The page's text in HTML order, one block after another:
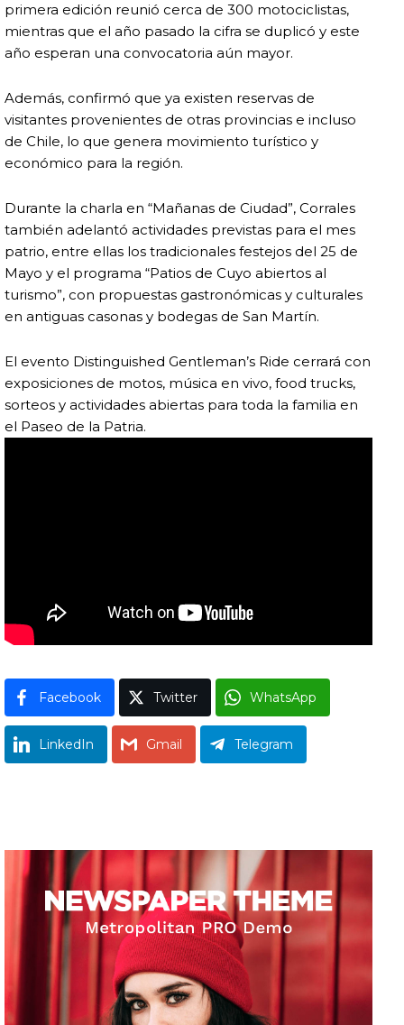
primera edición reunió cerca de 300 motociclistas,
mientras que el año pasado la cifra se duplicó y este
año esperan una convocatoria aún mayor.
Además, confirmó que ya existen reservas de
visitantes provenientes de otras provincias e incluso
de Chile, lo que genera movimiento turístico y
económico para la región.
Durante la charla en “Mañanas de Ciudad”, Corrales
también adelantó actividades previstas para el mes
patrio, entre ellas los tradicionales festejos del 25 de
Mayo y el programa “Patios de Cuyo abiertos al
turismo”, con propuestas gastronómicas y culturales
en antiguas casonas y bodegas de San Martín.
El evento Distinguished Gentleman’s Ride cerrará con
exposiciones de motos, música en vivo, food trucks,
sorteos y actividades abiertas para toda la familia en
el Paseo de la Patria.
Facebook Twitter WhatsApp
LinkedIn Gmail Telegram